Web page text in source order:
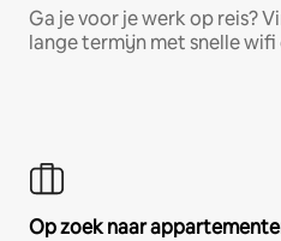
Ga je voor je werk op reis?
lange termijn met snelle
Op zoek naar